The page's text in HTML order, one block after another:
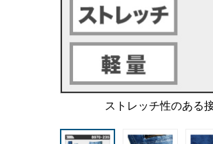
ストレッチ性のある